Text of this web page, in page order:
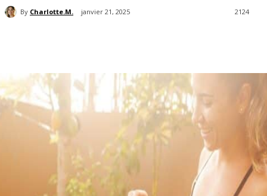
By Charlotte.M. janvier 21, 2025 2124